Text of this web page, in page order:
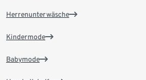
Herrenunterwäsche
Kindermode
Babymode